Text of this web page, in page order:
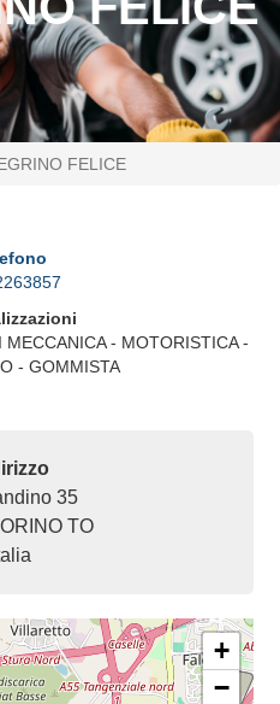
FELICE
- MOTORISTICA -
- GOMMISTA
35
TO
+
−